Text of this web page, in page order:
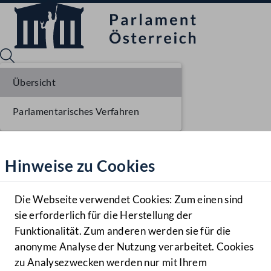
Hilfe
Benutzer
Navigationsmenü öffnen
MENÜ
Hinweise zu Cookies
Die Webseite verwendet Cookies: Zum einen sind
sie erforderlich für die Herstellung der
Funktionalität. Zum anderen werden sie für die
anonyme Analyse der Nutzung verarbeitet. Cookies
zu Analysezwecken werden nur mit Ihrem
Übersicht
Parlamentarisches Verfahren